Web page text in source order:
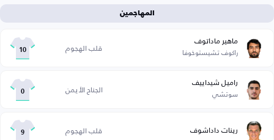
المهاجمين
ماهير ماداتوف
راكوف تشيستوخوفا قلب الهجوم 10
راميل شيداييف
سوتشي الجناح الأيمن 0
رينات داداشوف قلب الهجوم 9